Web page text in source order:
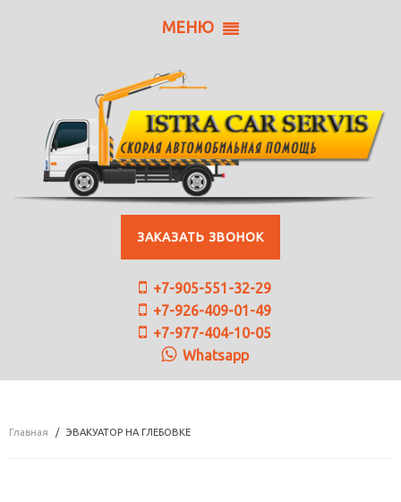
МЕНЮ
ЗАКАЗАТЬ ЗВОНОК
+7-905-551-32-29
+7-926-409-01-49
+7-977-404-10-05
Whatsapp
Главная ЭВАКУАТОР НА ГЛЕБОВКЕ